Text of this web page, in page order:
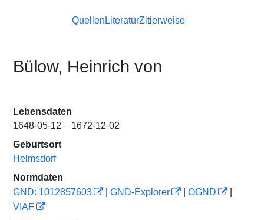
Quellen LiteraturZitierweise
Bülow, Heinrich von
Lebensdaten
1648-05-12 – 1672-12-02
Geburtsort
Helmsdorf
Normdaten
GND: 1012857603
GND-Explorer OGND
VIAF